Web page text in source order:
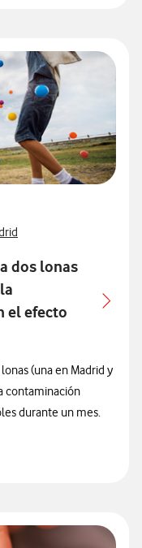
relacionados con
de prensa relacionados
más notas de prensa
dos lonas
el efecto
(una en Madrid y
contaminación
durante un mes.